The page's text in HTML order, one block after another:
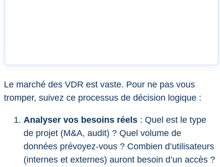
Le marché des VDR est vaste. Pour ne pas vous
tromper, suivez ce processus de décision logique :
Analyser vos besoins réels : Quel est le type
de projet (M&A, audit) ? Quel volume de
données prévoyez-vous ? Combien d’utilisateurs
(internes et externes) auront besoin d’un accès ?